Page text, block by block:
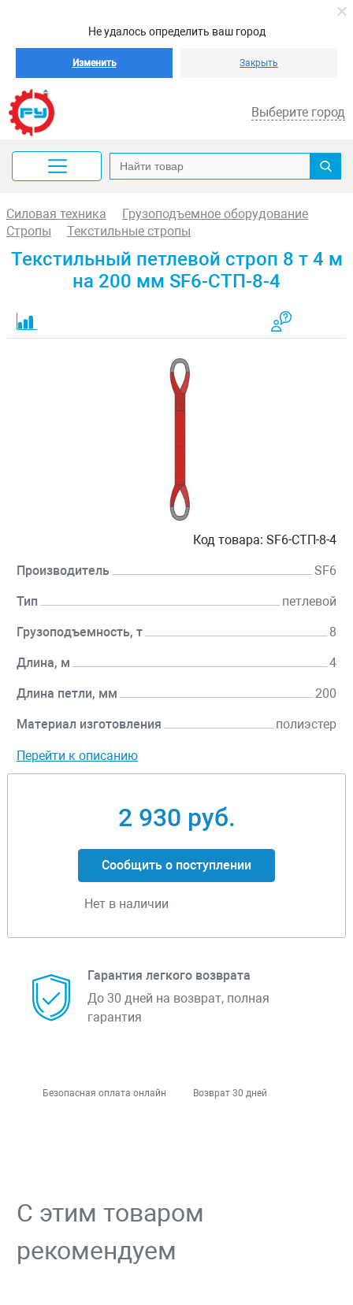
Не удалось определить ваш город
Изменить Закрыть
Выберите город
Силовая техника
Грузоподъемное оборудование
Стропы
Текстильные стропы
Текстильный петлевой строп 8 т 4 м
на 200 мм SF6-СТП-8-4
Код товара: SF6-СТП-8-4
Производитель SF6
Тип петлевой
Грузоподъемность, т 8
Длина, м 4
Длина петли, мм 200
Материал изготовления полиэстер
Перейти к описанию
2 930 руб.
Сообщить о поступлении
Нет в наличии
Гарантия легкого возврата
До 30 дней на возврат, полная
гарантия
Безопасная оплата онлайн Возврат 30 дней
С этим товаром
рекомендуем